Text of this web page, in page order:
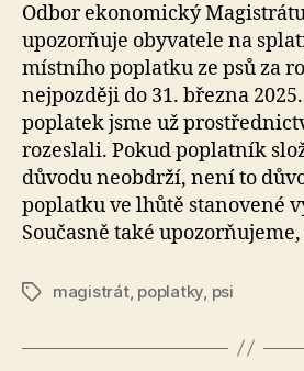
Odbor ekonomický
upozorňuje obyvatele na
místního poplatku ze psů za
nejpozději do 31. března
poplatek jsme už
rozeslali. Pokud poplatník
důvodu neobdrží, není to
poplatku ve lhůtě stanovené
Současně také
Štítkymagistrát, poplatky psi